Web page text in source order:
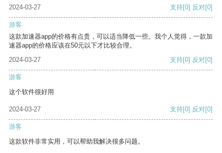
2024-03-27
支持[0] 反对[0]
游客
这款加速器app的价格有点贵，可以适当降低一些。我个人觉得，一款加
速器app的价格应该在50元以下才比较合理。
2024-03-27
支持[0] 反对[0]
游客
这个软件很好用
2024-03-27 支持[0] 反对[0]
游客
这款软件非常实用，可以帮助我解决很多问题。